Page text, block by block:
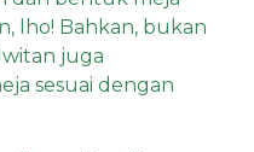
lho! Bahkan, bukan
juga
sesuai dengan